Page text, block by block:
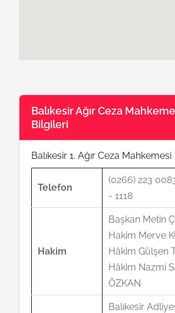
Balıkesir Ağır Ceza
Bilgileri
Balıkesir 1. Ağır Ceza Mahkemesi
Telefon
(0266) 223
- 1118
Hakim
Başkan Metin
Hakim Merve
Hâkim Gülşen
Hâkim Nazmi
ÖZKAN
Balıkesir